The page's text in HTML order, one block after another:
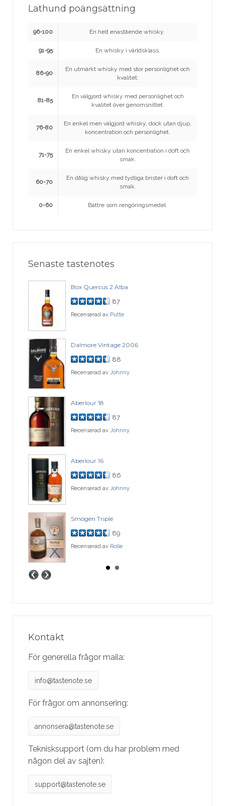
Lathund poängsättning
96-100 En helt enastående whisky.
91-95 En whisky i världsklass.
86-90
En utmärkt whisky med stor personlighet och
kvalitet.
81-85
En välgjord whisky med personlighet och
kvalitet över genomsnittet.
76-80
En enkel men välgjord whisky, dock utan djup,
koncentration och personlighet.
71-75
En enkel whisky utan koncentration i doft och
smak.
60-70
En dålig whisky med tydliga brister i doft och
smak.
0-60 Bättre som rengöringsmedel.
Senaste tastenotes
Box Quercus 2 Alba
87
Recenserad av Putte
Dalmore Vintage 2006
88
Recenserad av Johnny
Aberlour 18
87
Recenserad av Johnny
Aberlour 16
86
Recenserad av Johnny
Smögen Triple
89
Recenserad av Rolle
Kontakt
För generella frågor maila:
info@tastenote.se
För frågor om annonsering:
annonsera@tastenote.se
Teknisksupport (om du har problem med
någon del av sajten):
support@tastenote.se